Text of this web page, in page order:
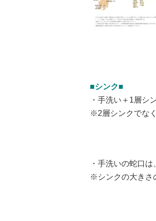
■シンク■
・手洗い＋1層シ
※2層シンクでな
・手洗いの蛇口
※シンクの大きさ